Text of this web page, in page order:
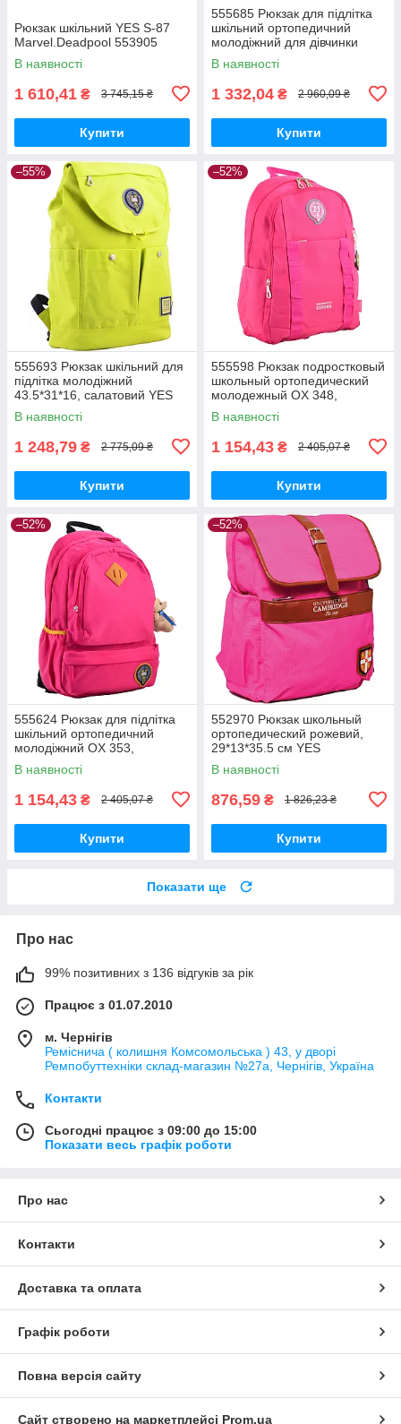
Рюкзак шкільний YES S-87
Marvel.Deadpool 553905
В наявності
1 610,41 ₴ 3 745,15 ₴
Купити
555685 Рюкзак для підлітка
шкільний ортопедичний
молодіжний для дівчинки
47*31*12.5, жовтий YES
В наявності
1 332,04 ₴ 2 960,09 ₴
Купити
–55%
555693 Рюкзак шкільний для
підлітка молодіжний
43.5*31*16, салатовий YES
В наявності
1 248,79 ₴ 2 775,09 ₴
Купити
–52%
555598 Рюкзак подростковый
школьный ортопедический
молодежный OX 348,
45*30*14, розовый YES
В наявності
1 154,43 ₴ 2 405,07 ₴
Купити
–52%
555624 Рюкзак для підлітка
шкільний ортопедичний
молодіжний OX 353,
46*29.5*13.5, рожевий YES
В наявності
1 154,43 ₴ 2 405,07 ₴
Купити
–52%
552970 Рюкзак школьный
ортопедический рожевий,
29*13*35.5 см YES
В наявності
876,59 ₴ 1 826,23 ₴
Купити
Показати ще
Про нас
99% позитивних з 136 відгуків за рік
Працює з 01.07.2010
м. Чернігів
Реміснича ( колишня Комсомольська ) 43, у дворі
Ремпобуттехніки склад-магазин №27a, Чернігів, Україна
Контакти
Сьогодні працює з 09:00 до 15:00
Показати весь графік роботи
Про нас
Контакти
Доставка та оплата
Графік роботи
Повна версія сайту
Сайт створено на маркетплейсі Prom.ua